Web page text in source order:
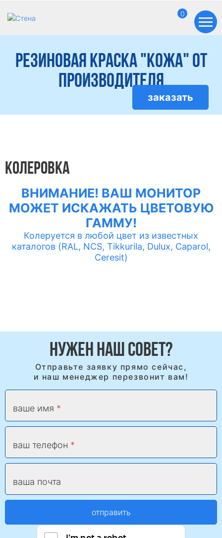
0
Резиновая краска "Кожа" от
производителя
заказать
КОЛЕРОВКА
ВНИМАНИЕ! ВАШ МОНИТОР
МОЖЕТ ИСКАЖАТЬ ЦВЕТОВУЮ
ГАММУ!
Колеруется в любой цвет из известных
каталогов (RAL, NCS, Tikkurila, Dulux, Caparol,
Ceresit)
НУЖЕН НАШ СОВЕТ?
Отправьте заявку прямо сейчас,
и наш менеджер перезвонит вам!
ваше имя
ваш телефон
ваша почта
отправить